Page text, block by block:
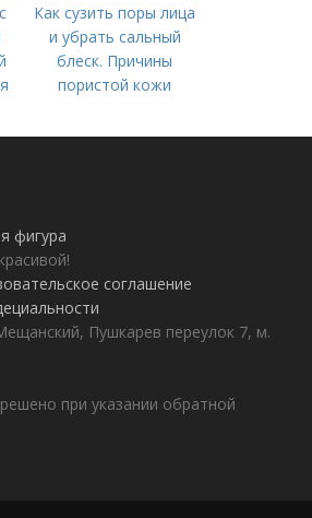
Как сузить поры лица
и убрать сальный
блеск. Причины
пористой кожи
фигура
соглашение
Пушкарев переулок 7, м.
при указании обратной